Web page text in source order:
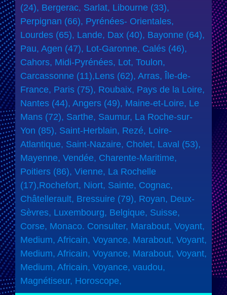
(24), Bergerac, Sarlat, Libourne (33),
Perpignan (66), Pyrénées- Orientales,
Lourdes (65), Lande, Dax (40), Bayonne (64),
Pau, Agen (47), Lot-Garonne, Calés (46),
Cahors, Midi-Pyrénées, Lot, Toulon,
Carcassonne (11),Lens (62), Arras, Île-de-
France, Paris (75), Roubaix, Pays de la Loire,
Nantes (44), Angers (49), Maine-et-Loire, Le
Mans (72), Sarthe, Saumur, La Roche-sur-
Yon (85), Saint-Herblain, Rezé, Loire-
Atlantique, Saint-Nazaire, Cholet, Laval (53),
Mayenne, Vendée, Charente-Maritime,
Poitiers (86), Vienne, La Rochelle
(17),Rochefort, Niort, Sainte, Cognac,
Châtellerault, Bressuire (79), Royan, Deux-
Sèvres, Luxembourg, Belgique, Suisse,
Corse, Monaco. Consulter, Marabout, Voyant,
Medium, Africain, Voyance, Marabout, Voyant,
Medium, Africain, Voyance, Marabout, Voyant,
Medium, Africain, Voyance, vaudou,
Magnétiseur, Horoscope,